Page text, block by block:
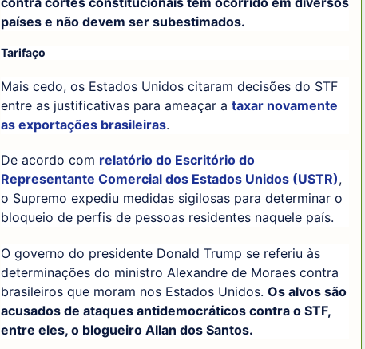
países e não devem ser subestimados.
Tarifaço
Mais cedo, os Estados Unidos citaram decisões do STF
entre as justificativas para ameaçar a taxar novamente
as exportações brasileiras.
De acordo com relatório do Escritório do
Representante Comercial dos Estados Unidos (USTR),
o Supremo expediu medidas sigilosas para determinar o
bloqueio de perfis de pessoas residentes naquele país.
O governo do presidente Donald Trump se referiu às
determinações do ministro Alexandre de Moraes contra
brasileiros que moram nos Estados Unidos. Os alvos são
acusados de ataques antidemocráticos contra o STF,
entre eles, o blogueiro Allan dos Santos.